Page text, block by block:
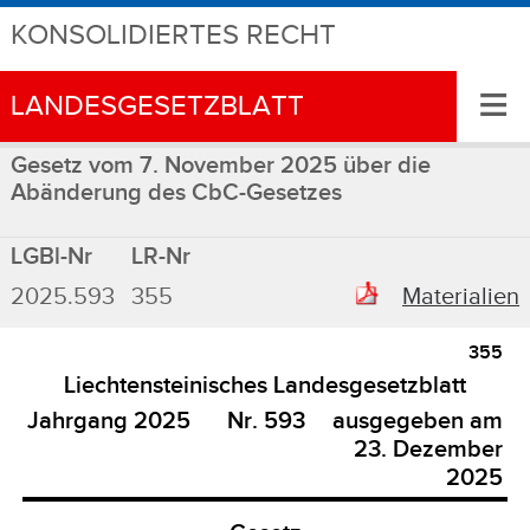
KONSOLIDIERTES RECHT
LANDESGESETZBLATT ≡
Gesetz vom 7. November 2025 über die
Abänderung des CbC-Gesetzes
LGBl-Nr
LR-Nr
2025.593
355 Materialien